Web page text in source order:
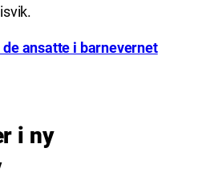
ansatte i barnevernet
i ny